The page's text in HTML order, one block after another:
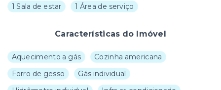
1 Sala de estar
1 Área de serviço
Características do Imóvel
Aquecimento a gás
Cozinha americana
Forro de gesso
Gás individual